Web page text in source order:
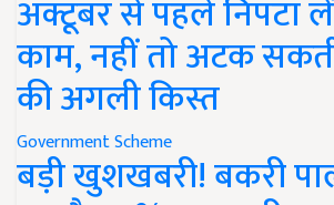
अक्टूबर से पहले निपटा
काम, नहीं तो अटक
की अगली किस्त
Government Scheme
बड़ी खुशखबरी! बकरी